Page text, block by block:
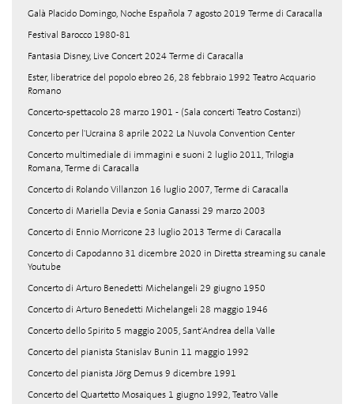
Galà Placido Domingo, Noche Española 7 agosto 2019 Terme di Caracalla
Festival Barocco 1980-81
Fantasia Disney, Live Concert 2024 Terme di Caracalla
Ester, liberatrice del popolo ebreo 26, 28 febbraio 1992 Teatro Acquario
Romano
Concerto-spettacolo 28 marzo 1901 - (Sala concerti Teatro Costanzi)
Concerto per l'Ucraina 8 aprile 2022 La Nuvola Convention Center
Concerto multimediale di immagini e suoni 2 luglio 2011, Trilogia
Romana, Terme di Caracalla
Concerto di Rolando Villanzon 16 luglio 2007, Terme di Caracalla
Concerto di Mariella Devia e Sonia Ganassi 29 marzo 2003
Concerto di Ennio Morricone 23 luglio 2013 Terme di Caracalla
Concerto di Capodanno 31 dicembre 2020 in Diretta streaming su canale
Youtube
Concerto di Arturo Benedetti Michelangeli 29 giugno 1950
Concerto di Arturo Benedetti Michelangeli 28 maggio 1946
Concerto dello Spirito 5 maggio 2005, Sant'Andrea della Valle
Concerto del pianista Stanislav Bunin 11 maggio 1992
Concerto del pianista Jörg Demus 9 dicembre 1991
Concerto del Quartetto Mosaiques 1 giugno 1992, Teatro Valle